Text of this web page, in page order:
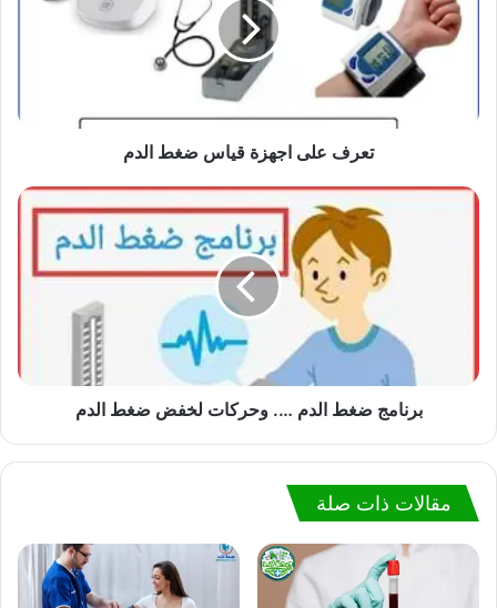
تعرف على اجهزة قياس ضغط الدم
برنامج ضغط الدم …. وحركات لخفض ضغط الدم
مقالات ذات صلة